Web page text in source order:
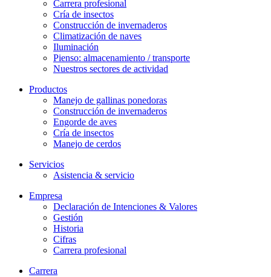
Carrera profesional
Cría de insectos
Construcción de invernaderos
Climatización de naves
Iluminación
Pienso: almacenamiento / transporte
Nuestros sectores de actividad
Productos
Manejo de gallinas ponedoras
Construcción de invernaderos
Engorde de aves
Cría de insectos
Manejo de cerdos
Servicios
Asistencia & servicio
Empresa
Declaración de Intenciones & Valores
Gestión
Historia
Cifras
Carrera profesional
Carrera